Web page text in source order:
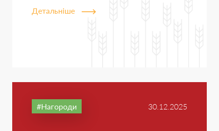
Детальніше
Нагороди 30.12.2025